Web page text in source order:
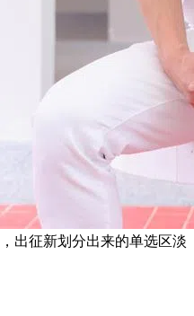
出征新划分出来的单选区淡